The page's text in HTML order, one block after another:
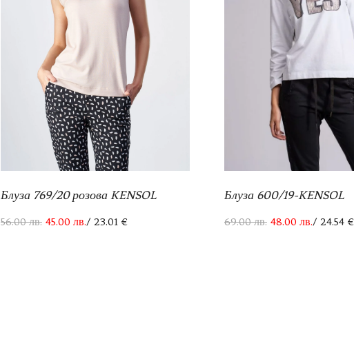
Блуза 769/20 розова KENSOL
56.00лв. 45.00 лв./ 23.01 €
Блуза 600/19-KENSOL
69.00лв. 48.00 лв./ 24.54 €